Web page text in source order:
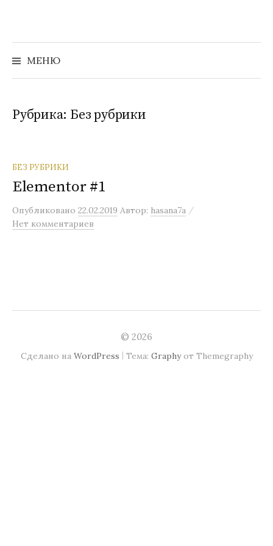
содержимому
МЕНЮ
Рубрика: Без рубрики
БЕЗ РУБРИКИ
Elementor #1
Опубликовано 22.02.2019 Автор: hasana7a /
Нет комментариев
© 2026
Сделано на WordPress | Тема: Graphyот Themegraphy